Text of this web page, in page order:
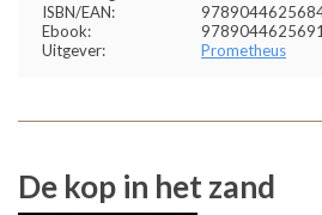
ISBN/EAN:
Ebook:
9789044625691
Uitgever:
Prometheus
De kop in het zand